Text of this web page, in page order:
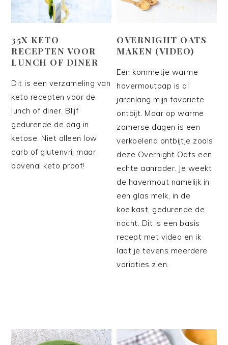
35X KETO
RECEPTEN VOOR
LUNCH OF DINER
Dit is een verzameling van
keto recepten voor de
lunch of diner. Blijf
gedurende de dag in
ketose. Niet alleen low
carb of glutenvrij maar
bovenal keto proof!
OVERNIGHT OATS
MAKEN (VIDEO)
Een kommetje warme
havermoutpap is al
jarenlang mijn favoriete
ontbijt. Maar op warme
zomerse dagen is een
verkoelend ontbijtje zoals
deze Overnight Oats een
echte aanrader. Je weekt
de havermout namelijk in
een glas melk, in de
koelkast, gedurende de
nacht. Dit is een basis
recept met video en ik
laat je tevens meerdere
variaties zien.